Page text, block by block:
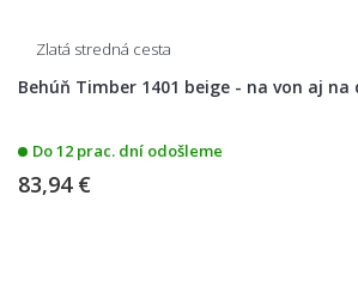
Zlatá stredná cesta
Behúň Timber 1401 beige - na von aj na
Do 12 prac. dní odošleme
83,94 €